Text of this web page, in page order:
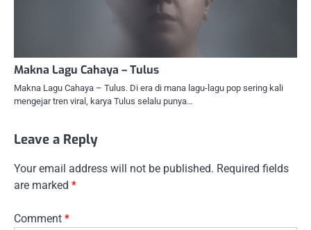
Makna Lagu Cahaya – Tulus
Makna Lagu Cahaya – Tulus. Di era di mana lagu-lagu pop sering kali
mengejar tren viral, karya Tulus selalu punya…
Leave a Reply
Your email address will not be published. Required fields
are marked *
Comment *